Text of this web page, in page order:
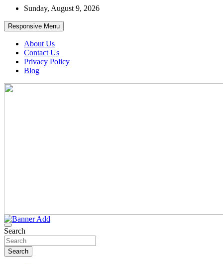
Skip
content
Sunday, August 9, 2026
Responsive Menu
About Us
Contact Us
Privacy Policy
Blog
Search
Search